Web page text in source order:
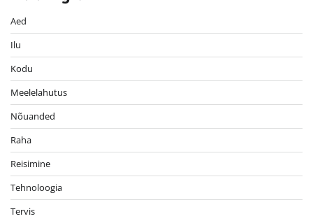
Aed
Ilu
Kodu
Meelelahutus
Nõuanded
Raha
Reisimine
Tehnoloogia
Tervis